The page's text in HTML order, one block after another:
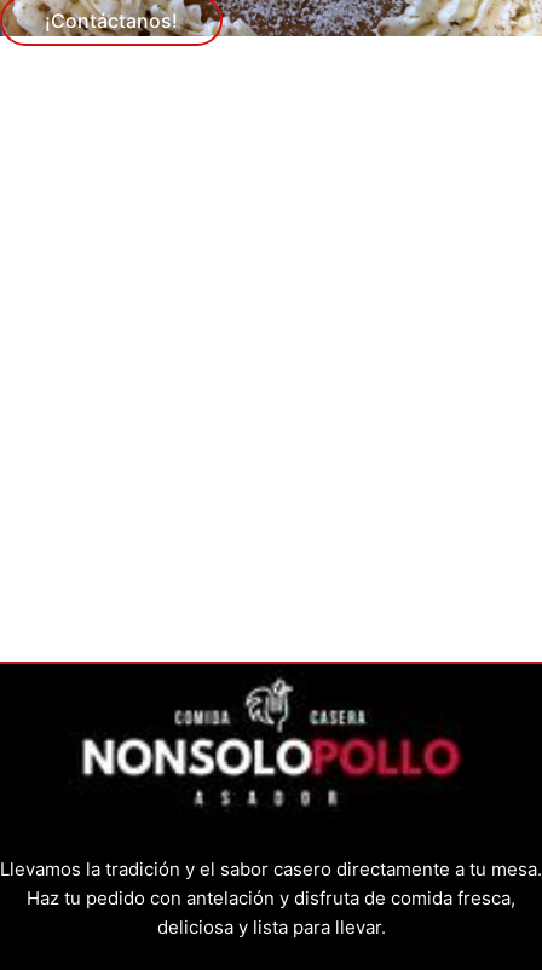
¡Contáctanos!
Llevamos la tradición y el sabor casero directamente a tu mesa.
Haz tu pedido con antelación y disfruta de comida fresca,
deliciosa y lista para llevar.